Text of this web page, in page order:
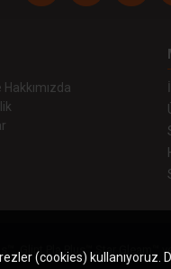
Glint Pla Plus™,Star Gleam™
(cookies) kullanıyoruz.